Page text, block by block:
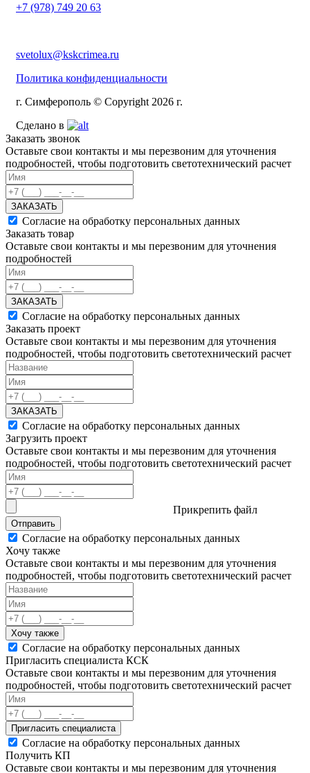
+7 (978) 749 20 63
svetolux@kskcrimea.ru
Политика конфиденциальности
г. Симферополь © Copyright 2026 г.
Сделано в
Заказать звонок
Оставьте свои контакты и мы перезвоним для уточнения
подробностей, чтобы подготовить светотехнический расчет
ЗАКАЗАТЬ
Согласие на обработку персональных данных
Заказать товар
Оставьте свои контакты и мы перезвоним для уточнения
подробностей
ЗАКАЗАТЬ
Согласие на обработку персональных данных
Заказать проект
Оставьте свои контакты и мы перезвоним для уточнения
подробностей, чтобы подготовить светотехнический расчет
ЗАКАЗАТЬ
Согласие на обработку персональных данных
Загрузить проект
Оставьте свои контакты и мы перезвоним для уточнения
подробностей, чтобы подготовить светотехнический расчет
Прикрепить файл
Отправить
Согласие на обработку персональных данных
Хочу также
Оставьте свои контакты и мы перезвоним для уточнения
подробностей, чтобы подготовить светотехнический расчет
Хочу также
Согласие на обработку персональных данных
Пригласить специалиста КСК
Оставьте свои контакты и мы перезвоним для уточнения
подробностей, чтобы подготовить светотехнический расчет
Пригласить специалиста
Согласие на обработку персональных данных
Получить КП
Оставьте свои контакты и мы перезвоним для уточнения